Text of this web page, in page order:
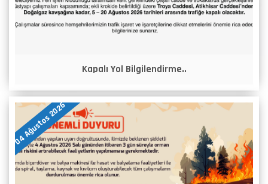
Kapalı Yol Bilgilendirme..
04 Ağustos 2026